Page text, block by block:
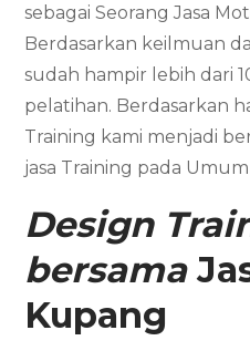
sebagai Seorang Jasa
Berdasarkan keilmuan
sudah hampir lebih dari
pelatihan. Berdasarkan
Training kami menjadi
jasa Training pada
Design
bersama
Kupang